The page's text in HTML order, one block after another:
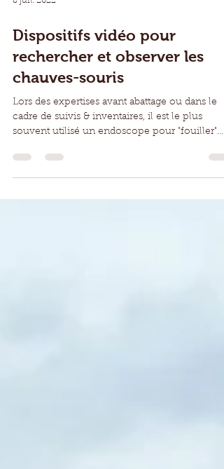
8 juil. 2022
Dispositifs vidéo pour
rechercher et observer les
chauves-souris
cadre de suivis & inventaires, il est le plus
souvent utilisé un endoscope pour "fouiller"...